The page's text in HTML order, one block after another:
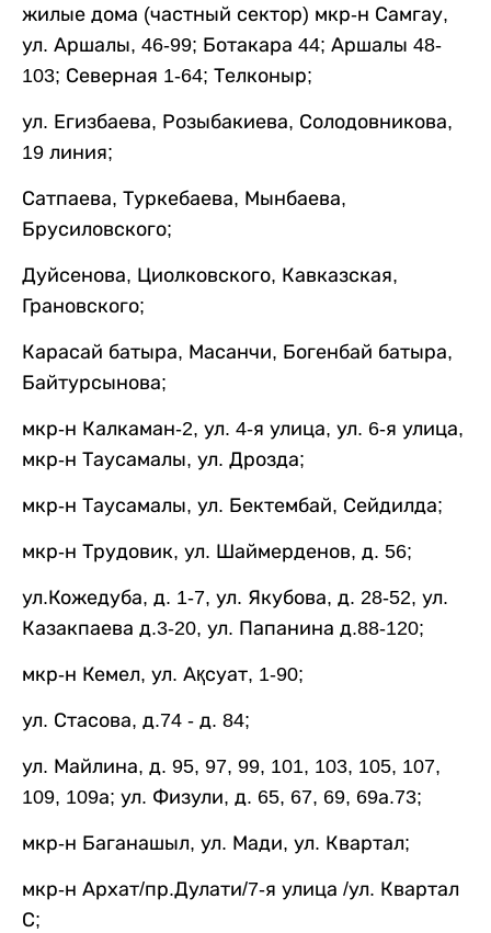
жилые дома (частный сектор) мкр-н Самгау,
ул. Аршалы, 46-99; Ботакара 44; Аршалы 48-
103; Северная 1-64; Телконыр;
ул. Егизбаева, Розыбакиева, Солодовникова,
19 линия;
Сатпаева, Туркебаева, Мынбаева,
Брусиловского;
Дуйсенова, Циолковского, Кавказская,
Грановского;
Карасай батыра, Масанчи, Богенбай батыра,
Байтурсынова;
мкр-н Калкаман-2, ул. 4-я улица, ул. 6-я улица,
мкр-н Таусамалы, ул. Дрозда;
мкр-н Таусамалы, ул. Бектембай, Сейдилда;
мкр-н Трудовик, ул. Шаймерденов, д. 56;
ул.Кожедуба, д. 1-7, ул. Якубова, д. 28-52, ул.
Казакпаева д.3-20, ул. Папанина д.88-120;
мкр-н Кемел, ул. Ақсуат, 1-90;
ул. Стасова, д.74 - д. 84;
ул. Майлина, д. 95, 97, 99, 101, 103, 105, 107,
109, 109а; ул. Физули, д. 65, 67, 69, 69а.73;
мкр-н Баганашыл, ул. Мади, ул. Квартал;
мкр-н Архат/пр.Дулати/7-я улица /ул. Квартал
С;